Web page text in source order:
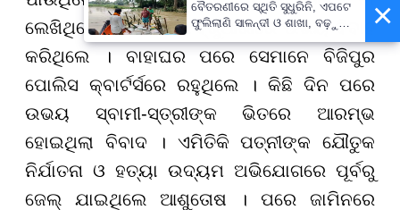
ଲେଖିଥିଲେ । ୨୦୨୫ ଫେବ୍ରୁଆରୀରେ ଉଭୟ ବିବାହ
କରିଥିଲେ । ବାହାଘର ପରେ ସେମାନେ ବିଜିପୁର
ପୋଲିସ କ୍ବାର୍ଟର୍ସରେ ରହୁଥିଲେ । କିଛି ଦିନ ପରେ
ଉଭୟ ସ୍ବାମୀ-ସ୍ତ୍ରୀଙ୍କ ଭିତରେ ଆରମ୍ଭ
ହୋଇଥିଲା ବିବାଦ । ଏମିତିକି ପତ୍ନୀଙ୍କ ଯୌତୁକ
ନିର୍ଯାତନା ଓ ହତ୍ୟା ଉଦ୍ୟମ ଅଭିଯୋଗରେ ପୂର୍ବରୁ
ଜେଲ୍ ଯାଇଥିଲେ ଆଶୁତୋଷ । ପରେ ଜାମିନରେ
×
ବୈତରଣୀରେ ସ୍ଥିତି ସୁଧୁରିନି, ଏପଟେ
ଫୁଲିଲାଣି ସାଳନ୍ଦୀ ଓ ଶାଖା, ବଢ଼ୁଛି